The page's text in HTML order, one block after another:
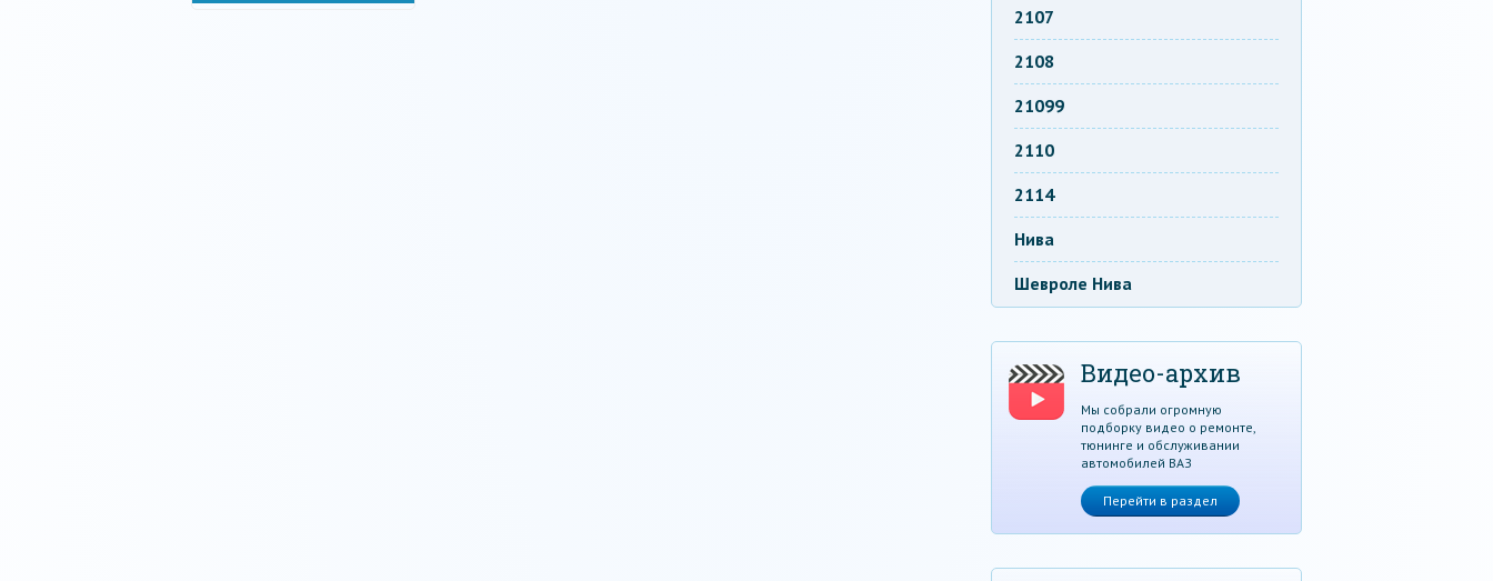
2107
2108
21099
2110
2114
Нива
Шевроле Нива
Видео-архив
Мы собрали огромную
подборку видео о ремонте,
тюнинге и обслуживании
автомобилей ВАЗ
Перейти в раздел